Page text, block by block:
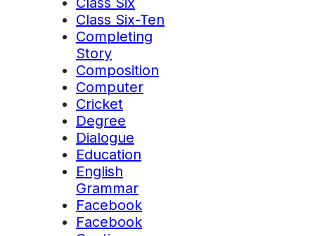
Class Six-Ten
Completing
Story
Composition
Computer
Cricket
Degree
Dialogue
Education
English
Grammar
Facebook
Facebook